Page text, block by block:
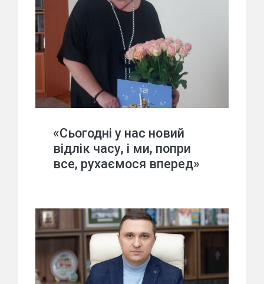
«Сьогодні у нас новий
відлік часу, і ми, попри
все, рухаємося вперед»